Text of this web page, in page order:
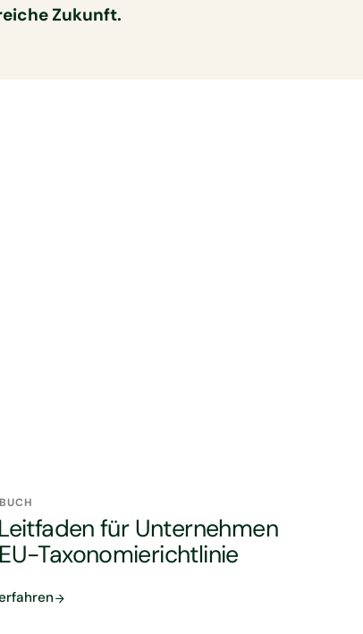
Zukunft.
für Unternehmen
Taxonomierichtlinie